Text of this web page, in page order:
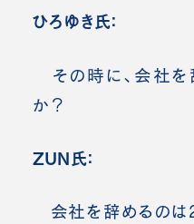
ひろゆき氏：
その時に、会社を
か？
ZUN氏：
会社を辞めるのは